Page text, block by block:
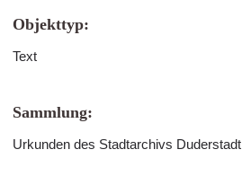
Objekttyp:
Text
Sammlung:
Urkunden des Stadtarchivs Duderstadt